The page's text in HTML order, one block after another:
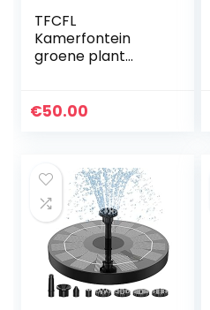
TFCFL
Kamerfontein
groene plant
verlichting outdoor
€50.00